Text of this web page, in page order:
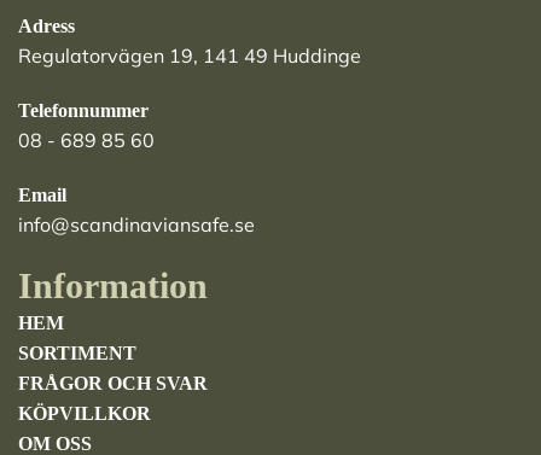
Adress
Regulatorvägen 19, 141 49 Huddinge
Telefonnummer
08 - 689 85 60
Email
info@scandinaviansafe.se
Information
HEM
SORTIMENT
FRÅGOR OCH SVAR
KÖPVILLKOR
OM OSS